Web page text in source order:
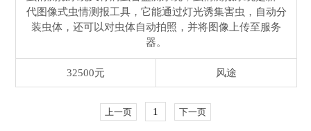
代图像式虫情测报工具，它能通过灯光诱集害虫，自动分
装虫体，还可以对虫体自动拍照，并将图像上传至服务
器。
32500元 风途
上一页 1 下一页